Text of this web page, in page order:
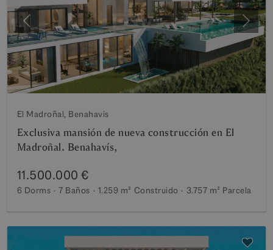
Anterior
El Madroñal, Benahavis
Exclusiva mansión de nueva construcción en El
Madroñal. Benahavís,
11.500.000 €
6 Dorms 7 Baños 1.259 m² Construido 3.757 m² Parcela